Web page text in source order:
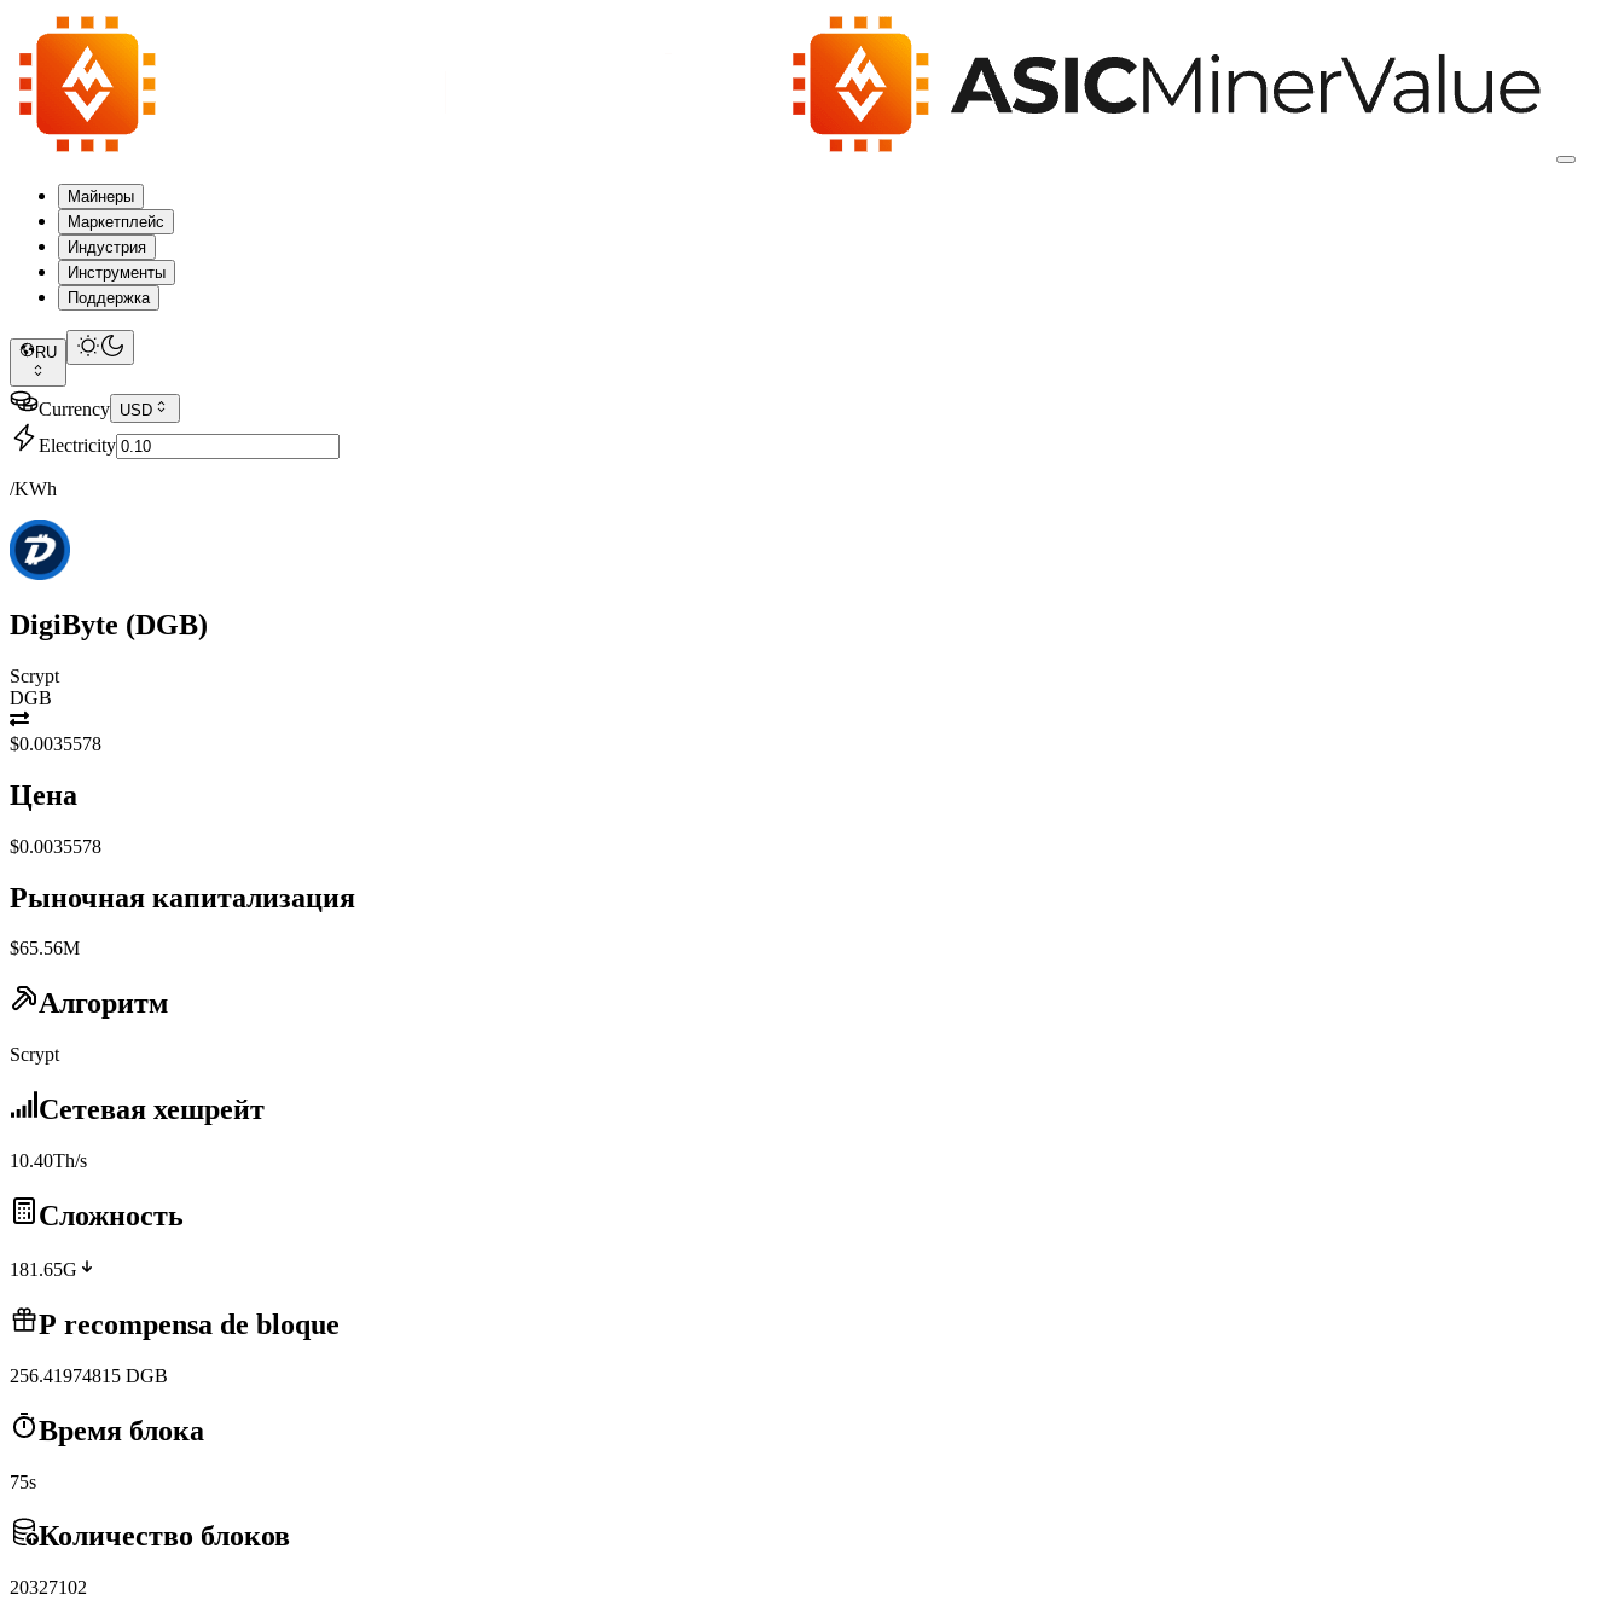
Майнеры
Маркетплейс
Индустрия
Инструменты
Поддержка
RU
Currency USD
Electricity
/KWh
DigiByte (DGB)
Scrypt
DGB
$0.0035578
Цена
$0.0035578
Рыночная капитализация
$65.56M
Алгоритм
Scrypt
Сетевая хешрейт
10.40Th/s
Сложность
181.65G
Р recompensa de bloque
256.41974815 DGB
Время блока
75s
Количество блоков
20327102